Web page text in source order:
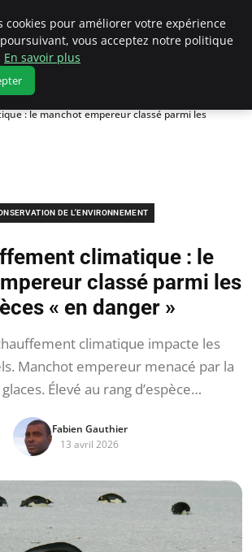
de l'environnement
: le manchot empereur classé parmi les
DE L'ENVIRONNEMENT
climatique : le
classé parmi les
« en danger »
climatique impacte les
Manchot empereur menacé par la
Élevé au rang d’espèce…
Fabien Gauthier
13 avril 2026
cookies pour améliorer votre expérience
vous acceptez notre politique
En savoir plus